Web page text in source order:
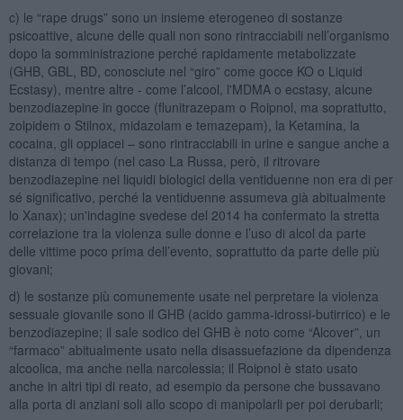
c) le “rape drugs” sono un insieme eterogeneo di sostanze
psicoattive, alcune delle quali non sono rintracciabili nell’organismo
dopo la somministrazione perché rapidamente metabolizzate
(GHB, GBL, BD, conosciute nel “giro” come gocce KO o Liquid
Ecstasy), mentre altre - come l’alcool, l'MDMA o ecstasy, alcune
benzodiazepine in gocce (flunitrazepam o Roipnol, ma soprattutto,
zolpidem o Stilnox, midazolam e temazepam), la Ketamina, la
cocaina, gli oppiacei – sono rintracciabili in urine e sangue anche a
distanza di tempo (nel caso La Russa, però, il ritrovare
benzodiazepine nei liquidi biologici della ventiduenne non era di per
sé significativo, perché la ventiduenne assumeva già abitualmente
lo Xanax); un'indagine svedese del 2014 ha confermato la stretta
correlazione tra la violenza sulle donne e l’uso di alcol da parte
delle vittime poco prima dell’evento, soprattutto da parte delle più
giovani;
d) le sostanze più comunemente usate nel perpretare la violenza
sessuale giovanile sono il GHB (acido gamma-idrossi-butirrico) e le
benzodiazepine; il sale sodico del GHB è noto come “Alcover”, un
“farmaco” abitualmente usato nella disassuefazione da dipendenza
alcoolica, ma anche nella narcolessia; il Roipnol è stato usato
anche in altri tipi di reato, ad esempio da persone che bussavano
alla porta di anziani soli allo scopo di manipolarli per poi derubarli;